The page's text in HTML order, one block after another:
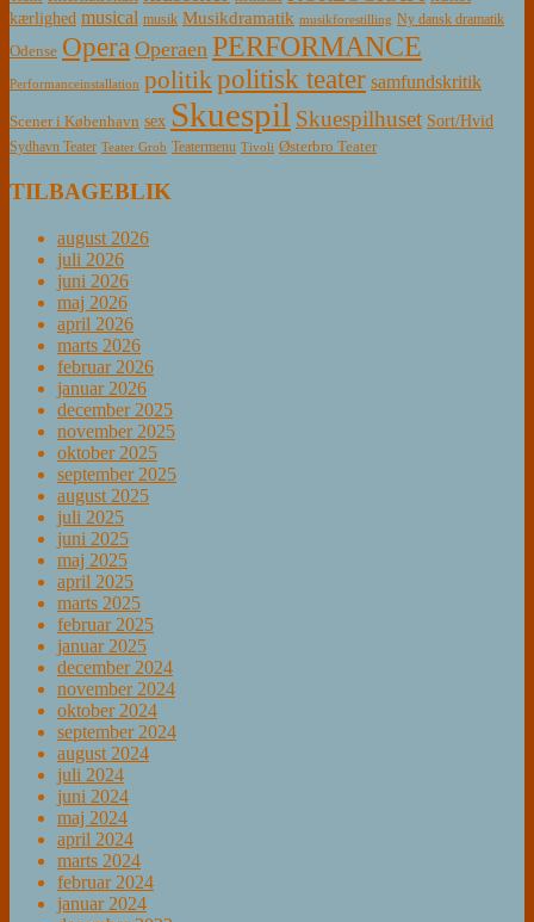
kærlighed musical musik Musikdramatik musikforestilling Ny dansk dramatik
Odense Opera Operaen PERFORMANCE
Performanceinstallation politikpolitisk teater samfundskritik
Scener i København sex Skuespil Skuespilhuset Sort/Hvid
Sydhavn Teater Teater Grob Teatermenu Tivoli Østerbro Teater
TILBAGEBLIK
august 2026
juli 2026
juni 2026
maj 2026
april 2026
marts 2026
februar 2026
januar 2026
december 2025
november 2025
oktober 2025
september 2025
august 2025
juli 2025
juni 2025
maj 2025
april 2025
marts 2025
februar 2025
januar 2025
december 2024
november 2024
oktober 2024
september 2024
august 2024
juli 2024
juni 2024
maj 2024
april 2024
marts 2024
februar 2024
januar 2024